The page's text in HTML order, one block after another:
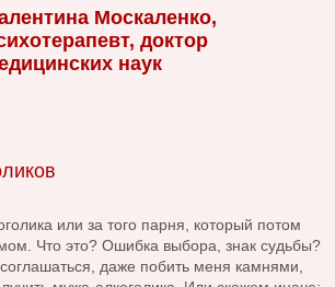
Москаленко,
доктор
наук
или за того парня, который потом
Что это? Ошибка выбора, знак судьбы?
даже побить меня камнями,